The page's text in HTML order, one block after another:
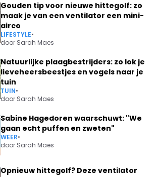
Gouden tip voor nieuwe hittegolf: zo
maak je van een ventilator een mini-
airco
LIFESTYLE•
door Sarah Maes
Natuurlijke plaagbestrijders: zo lok je
lieveheersbeestjes en vogels naar je
tuin
TUIN•
door Sarah Maes
Sabine Hagedoren waarschuwt: "We
gaan echt puffen en zweten"
WEER•
door Sarah Maes
Opnieuw hittegolf? Deze ventilator